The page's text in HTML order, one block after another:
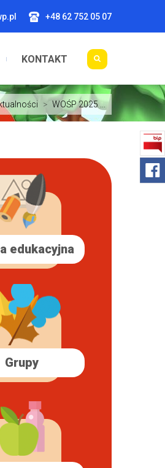
+48 62 752 05 07
KONTAKT
> WOŚP 2025 ...
edukacyjna
Grupy